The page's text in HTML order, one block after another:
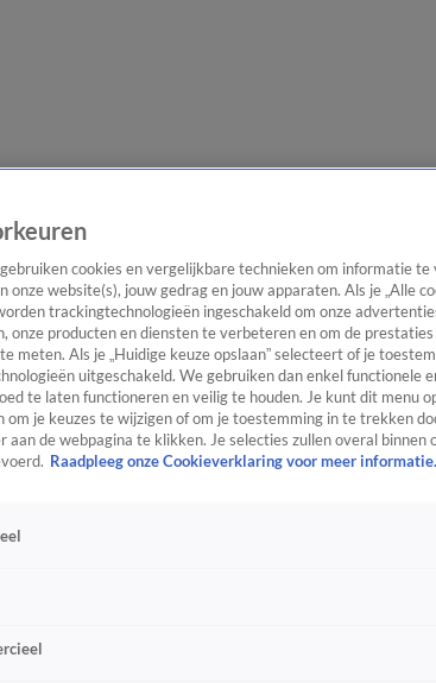
cookies en vergelijkbare technieken om informatie te
onze website(s), jouw gedrag en jouw apparaten. Als je „Alle
trackingtechnologieën ingeschakeld om onze
onze producten en diensten te verbeteren en om de
meten. Als je „Huidige keuze opslaan” selecteert of je
uitgeschakeld. We gebruiken dan enkel functionele
te laten functioneren en veilig te houden. Je kunt dit menu
om je keuzes te wijzigen of om je toestemming in te trekken
aan de webpagina te klikken. Je selecties zullen overal binnen
Raadpleeg onze Cookieverklaring voor meer informatie.